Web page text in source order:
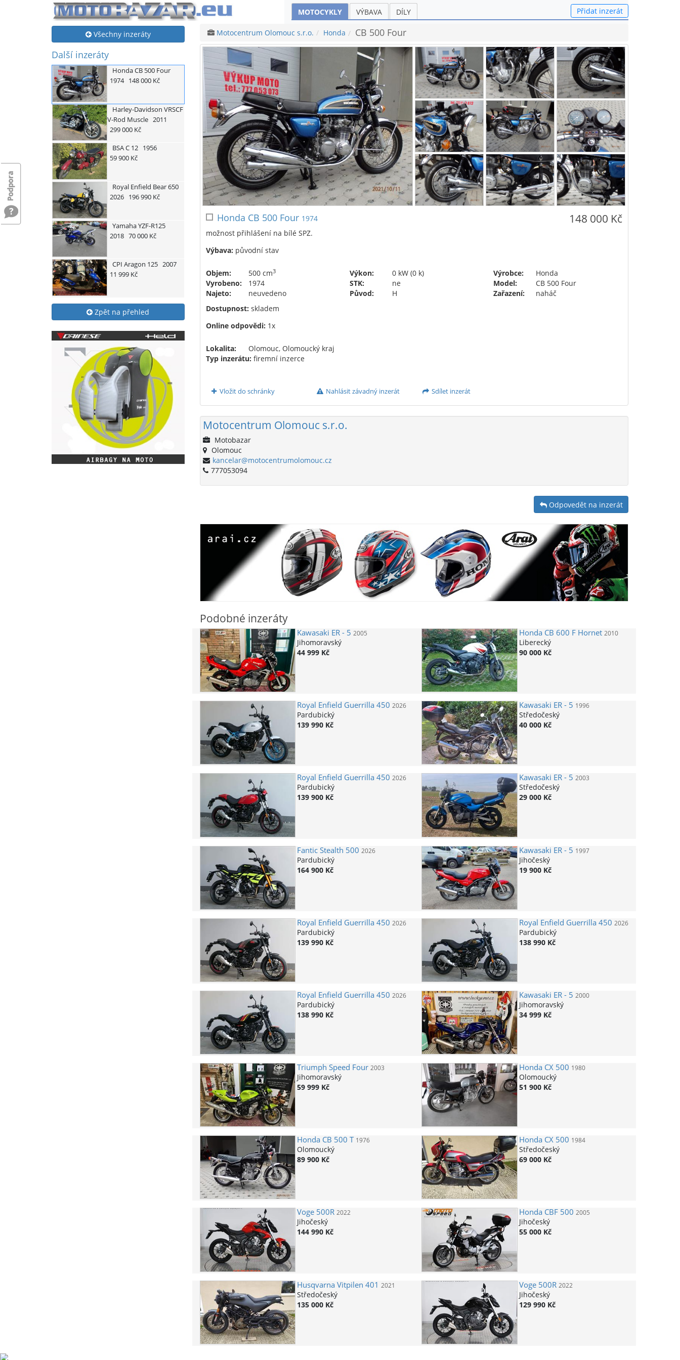
MOTOCYKLY VÝBAVA DÍLY Přidat inzerát
Všechny inzeráty
Další inzeráty
HondaCB 500 Four
1974 148 000 Kč
Harley-Davidson VRSCF
V-Rod Muscle 2011
299 000 Kč
BSAC 12 1956
59 900 Kč
Royal Enfield Bear 650
2026 196 990 Kč
YamahaYZF-R125
2018 70 000 Kč
CPI Aragon 125 2007
11 999 Kč
Zpět na přehled
Motocentrum Olomouc s.r.o. Honda CB 500 Four
148 000 Kč
Honda CB 500 Four 1974
možnost přihlášení na bílé SPZ.
Výbava: původní stav
Objem: 500 cm3
Vyrobeno:
1974
Najeto:
neuvedeno
Výkon:
0 kW (0 k)
STK:
ne
Původ:
H
Výrobce:
Honda
Model:
CB 500 Four
Zařazení:
naháč
Dostupnost: skladem
Online odpovědi: 1x
Lokalita:
Olomouc, Olomoucký kraj
Typ inzerátu: firemní inzerce
Vložit do schránky Nahlásit závadný inzerát Sdílet inzerát
Motocentrum Olomouc s.r.o.
Motobazar
Olomouc
kancelar@motocentrumolomouc.cz
777053094
Odpovedět na inzerát
Podobné inzeráty
Kawasaki ER - 5 2005
Jihomoravský
44 999 Kč
Honda CB 600 F Hornet 2010
Liberecký
90 000 Kč
Royal Enfield Guerrilla 450 2026
Pardubický
139 990 Kč
Kawasaki ER - 5 1996
Středočeský
40 000 Kč
Royal Enfield Guerrilla 450 2026
Pardubický
139 900 Kč
Kawasaki ER - 5 2003
Středočeský
29 000 Kč
FanticStealth 500 2026
Pardubický
164 900 Kč
Kawasaki ER - 5 1997
Jihočeský
19 900 Kč
Royal Enfield Guerrilla 450 2026
Pardubický
139 990 Kč
Royal Enfield Guerrilla 450 2026
Pardubický
138 990 Kč
Royal Enfield Guerrilla 450 2026
Pardubický
138 990 Kč
Kawasaki ER - 5 2000
Jihomoravský
34 999 Kč
Triumph Speed Four 2003
Jihomoravský
59 999 Kč
Honda CX 500 1980
Olomoucký
51 900 Kč
Honda CB 500 T 1976
Olomoucký
89 900 Kč
Honda CX 500 1984
Středočeský
69 000 Kč
Voge 500R 2022
Jihočeský
144 990 Kč
Honda CBF 500 2005
Jihočeský
55 000 Kč
HusqvarnaVitpilen 401 2021
Středočeský
135 000 Kč
Voge 500R 2022
Jihočeský
129 990 Kč